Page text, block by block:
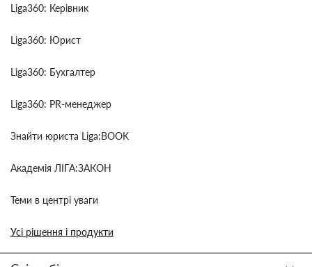
Liga360: Керівник
Liga360: Юрист
Liga360: Бухгалтер
Liga360: PR-менеджер
Знайти юриста Liga:BOOK
Академія ЛІГА:ЗАКОН
Теми в центрі уваги
Усі рішення і продукти